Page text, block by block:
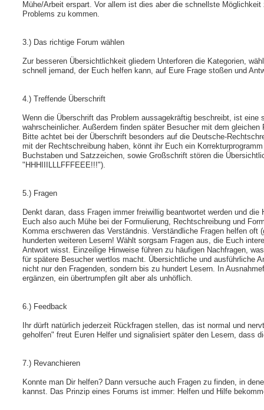
Mühe/Arbeit erspart. Vor allem ist dies aber die schnellste
Problems zu kommen.
3.) Das richtige Forum wählen
Zur besseren Übersichtlichkeit gliedern Unterforen die Kategorien,
schnell jemand, der Euch helfen kann, auf Eure Frage stoßen und
4.) Treffende Überschrift
Wenn die Überschrift das Problem aussagekräftig beschreibt, ist eine
wahrscheinlicher. Außerdem finden später Besucher mit dem
Bitte achtet bei der Überschrift besonders auf die Deutsche-
mit der Rechtschreibung haben, könnt ihr Euch ein
Buchstaben und Satzzeichen, sowie Großschrift stören die
"HHHIIILLLFFFEEE!!!").
5.) Fragen
Denkt daran, dass Fragen immer freiwillig beantwortet werden und
Euch also auch Mühe bei der Formulierung, Rechtschreibung und
Komma erschweren das Verständnis. Verständliche Fragen helfen oft
hunderten weiteren Lesern! Wählt sorgsam Fragen aus, die Euch
Antwort wisst. Einzeilige Hinweise führen zu häufigen Nachfragen,
für spätere Besucher wertlos macht. Übersichtliche und ausführliche
nicht nur den Fragenden, sondern bis zu hundert Lesern. In
ergänzen, ein übertrumpfen gilt aber als unhöflich.
6.) Feedback
Ihr dürft natürlich jederzeit Rückfragen stellen, das ist normal und
geholfen" freut Euren Helfer und signalisiert später den Lesern, dass
7.) Revanchieren
Konnte man Dir helfen? Dann versuche auch Fragen zu finden, in
kannst. Das Prinzip eines Forums ist immer: Helfen und Hilfe